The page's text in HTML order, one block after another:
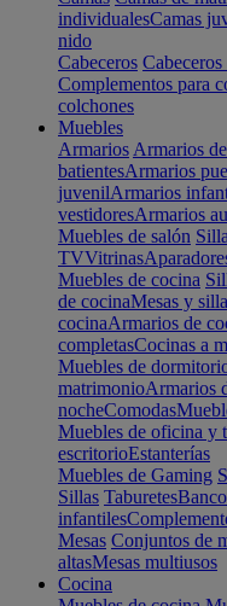
individualesCamas
nido
Cabeceros
Complementos para
colchones
Muebles
Armarios Armarios
batientesArmarios
juvenilArmarios
vestidoresArmarios
Muebles de salón
TVVitrinas
Muebles de cocina
de cocinaMesas y
cocinaArmarios de
completasCocinas a
Muebles de
matrimonioArmarios
nocheComodas
Muebles de oficina y
escritorioEstanterías
Muebles de Gaming
Sillas Taburetes
infantiles
Mesas Conjuntos de
altasMesas multiusos
Cocina